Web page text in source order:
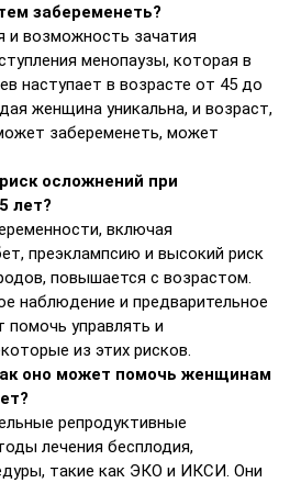
забеременеть?
и возможность зачатия
менопаузы, которая в
наступает в возрасте от 45 до
женщина уникальна, и возраст,
забеременеть, может
осложнений при
лет?
включая
преэклампсию и высокий риск
повышается с возрастом.
наблюдение и предварительное
помочь управлять и
из этих рисков.
оно может помочь женщинам
репродуктивные
лечения бесплодия,
такие как ЭКО и ИКСИ. Они